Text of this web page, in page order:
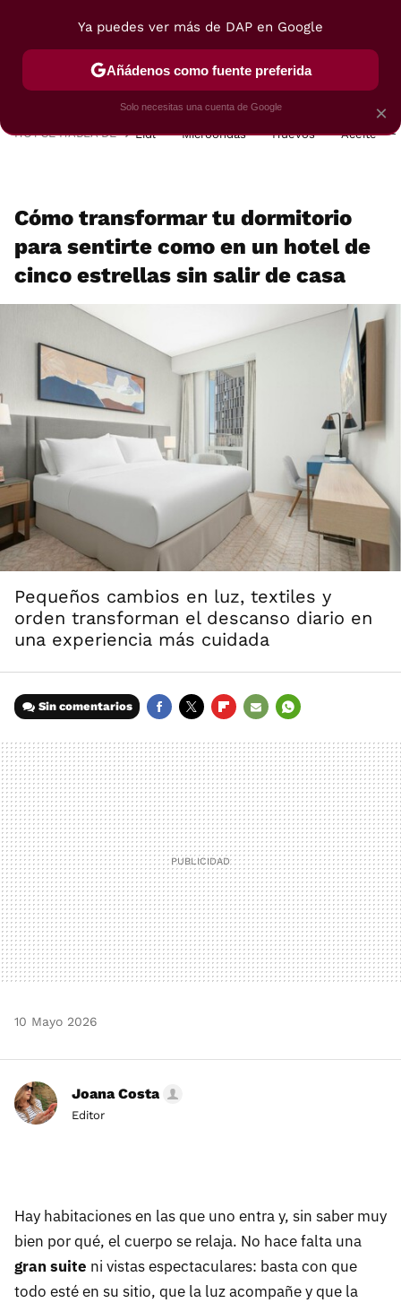
POSTRES VIAJES SELECCIÓN VEGUI
HOY SE HABLA DE Lidl Microondas Huevos Aceite
Cómo transformar tu dormitorio
para sentirte como en un hotel de
cinco estrellas sin salir de casa
Pequeños cambios en luz, textiles y
orden transforman el descanso diario en
una experiencia más cuidada
Sin comentarios
MAIL
10 Mayo 2026
Joana Costa
Editor
Hay habitaciones en las que uno entra y, sin saber muy
bien por qué, el cuerpo se relaja. No hace falta una
gran suite ni vistas espectaculares: basta con que
todo esté en su sitio, que la luz acompañe y que la
×
Ya puedes ver más de DAP en Google
Añádenos como fuente preferida
Solo necesitas una cuenta de Google